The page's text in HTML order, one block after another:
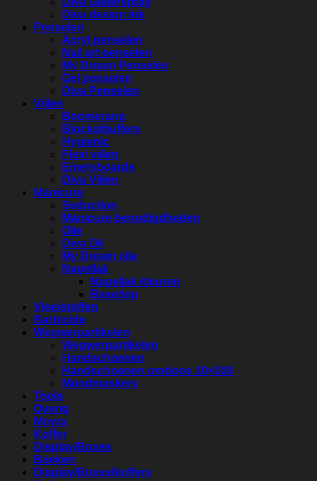
Diva design ink
Penselen
Acryl penselen
Nail art penselen
My Dream Penselen
Gel penselen
Diva Penselen
Vijlen
Boomerang
Blocks/buffers
Hygienic
Flexi vijlen
Emeryboards
Diva Vijlen
Manicure
Seduction
Manicure benodigdheden
Olie
Diva Oil
My Dream olie
Nagellak
Nagellak kleuren
Base/top
Vloeistoffen
Barbicide
Wegwerpartikelen
Wegwerpartikelen
Handschoenen
Handschoenen omdoos 10×100
Mondmaskers
Tools
Overig
Moyra
Koffer
Display/Boxes
Boeken
Display/Boxes/koffers